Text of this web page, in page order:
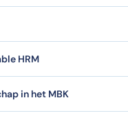
HRM
in het MBK